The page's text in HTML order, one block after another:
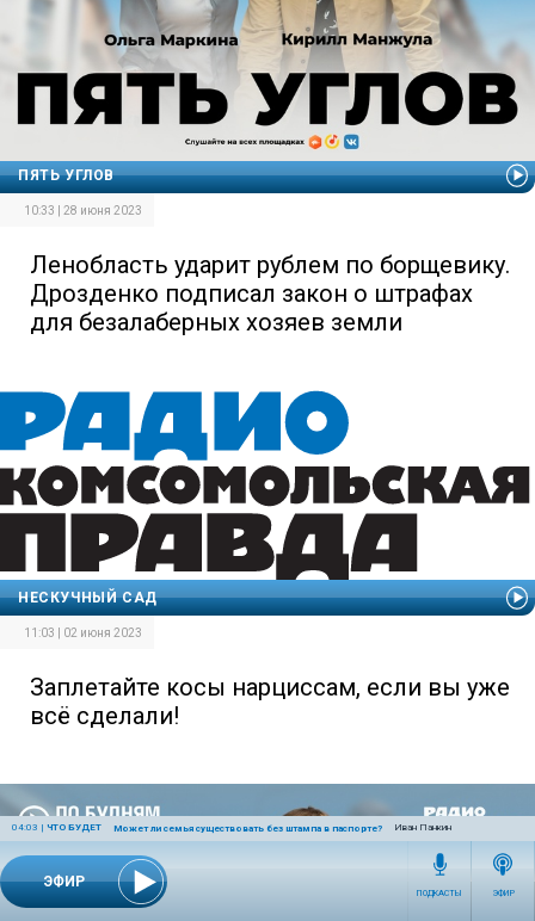
ЭФИР
04:03 | ЧТО БУДЕТ Может ли семья существовать без штампа в паспорте? Иван Панкин
ПОДКАСТЫ ЭФИР
ПЯТЬ УГЛОВ
10:33 | 28 июня 2023
Ленобласть ударит рублем по борщевику.
Дрозденко подписал закон о штрафах
для безалаберных хозяев земли
НЕСКУЧНЫЙ САД
11:03 | 02 июня 2023
Заплетайте косы нарциссам, если вы уже
всё сделали!